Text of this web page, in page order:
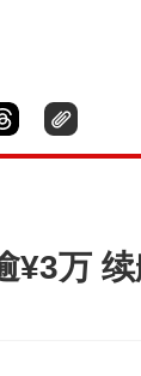
¥3万